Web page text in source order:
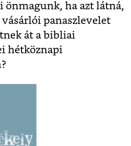
önmagunk, ha azt látná,
panaszlevelet
át a bibliai
hétköznapi